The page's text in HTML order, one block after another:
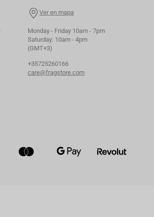
Ver en mapa
Monday - Friday 10am - 7pm
Saturday: 10am - 4pm
(GMT+3)
+35725260166
care@fragstore.com